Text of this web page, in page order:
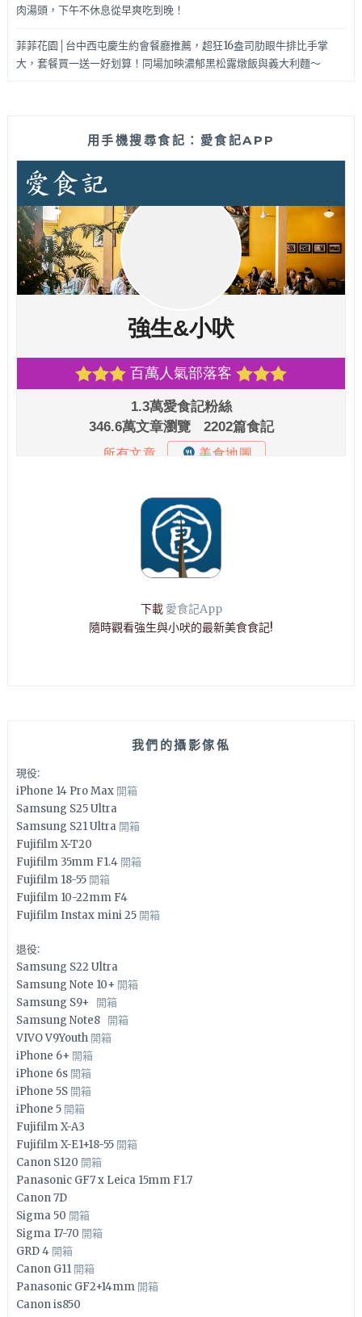
肉湯頭，下午不休息從早爽吃到晚！
菲菲花園│台中西屯慶生約會餐廳推薦，超狂16盎司肋眼牛排比手掌
大，套餐買一送一好划算！同場加映濃郁黑松露燉飯與義大利麵～
用手機搜尋食記：愛食記APP
下載 愛食記App
隨時觀看強生與小吠的最新美食食記!
我們的攝影傢俬
現役:
iPhone 14 Pro Max 開箱
Samsung S25 Ultra
Samsung S21 Ultra 開箱
Fujifilm X-T20
Fujifilm 35mm F1.4 開箱
Fujifilm 18-55 開箱
Fujifilm 10-22mm F4
Fujifilm Instax mini 25 開箱
退役:
Samsung S22 Ultra
Samsung Note 10+ 開箱
Samsung S9+ 開箱
Samsung Note8 開箱
VIVO V9Youth 開箱
iPhone 6+ 開箱
iPhone 6s 開箱
iPhone 5S 開箱
iPhone 5 開箱
Fujifilm X-A3
Fujifilm X-E1+18-55 開箱
Canon S120 開箱
Panasonic GF7 x Leica 15mm F1.7
Canon 7D
Sigma 50 開箱
Sigma 17-70 開箱
GRD 4 開箱
Canon G11 開箱
Panasonic GF2+14mm 開箱
Canon is850